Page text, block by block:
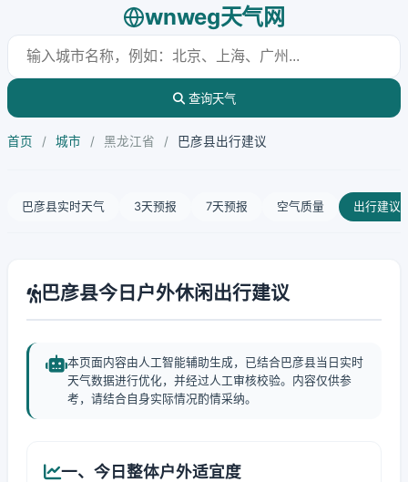
wnweg天气网
查询天气
首页 / 城市 / 黑龙江省 / 巴彦县出行建议
巴彦县实时天气 3天预报 7天预报 空气质量 出行建议
巴彦县今日户外休闲出行建议
本页面内容由人工智能辅助生成，已结合巴彦县当日实时
天气数据进行优化，并经过人工审核校验。内容仅供参
考，请结合自身实际情况酌情采纳。
一、今日整体户外适宜度